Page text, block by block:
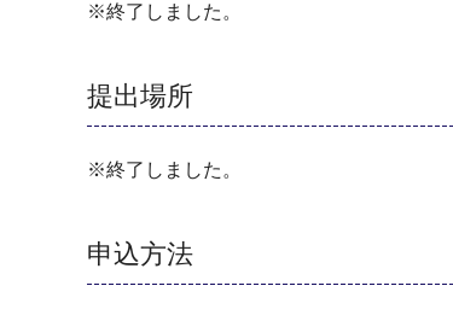
※終了しました。
提出場所
※終了しました。
申込方法